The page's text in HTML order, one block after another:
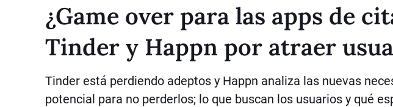
¿Game over para las apps de
Tinder y Happn por atraer
Tinder está perdiendo adeptos y Happn analiza las nuevas
potencial para no perderlos; lo que buscan los usuarios y qué